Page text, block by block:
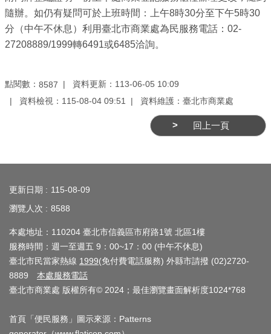
關
介
紹
務
資
務
公
司
及
商
業
登
服
隨辦。如仍有疑問可於上班時間：上午8時30分至下午5時30
分（中午不休息）利用臺北市商業處為民服務電話：02-
27208889/1999轉6491或6485洽詢。
點閱數： 8587
資料更新：113-06-05 10:09
資料檢視：115-08-04 09:51
資料維護：臺北市商業處
回上一頁
更新日期
115-08-09
瀏覽人次
8588
本處地址：110204 臺北市信義區市府路1號 北區1樓
服務時間：週一至週五 9：00~17：00 (中午不休息)
臺北市民當家熱線 1999(免付費電話服務) 外縣市請撥 (02)2720-
8889 本處服務電話
臺北市商業處 版權所有© 2024；最佳瀏覽畫面解析度1024*768
首頁「便民服務」圖示來源：Patterns